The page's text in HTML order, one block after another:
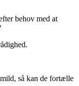
behov med at
så kan de fortælle